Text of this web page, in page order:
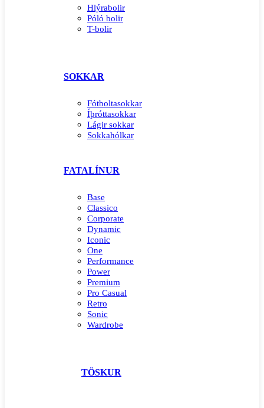
Hlýrabolir
Póló bolir
T-bolir
SOKKAR
Fótboltasokkar
Íþróttasokkar
Lágir sokkar
Sokkahólkar
FATALÍNUR
Base
Classico
Corporate
Dynamic
Iconic
One
Performance
Power
Premium
Pro Casual
Retro
Sonic
Wardrobe
TÖSKUR